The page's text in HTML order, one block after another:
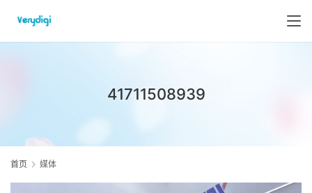
41711508939
首页 媒体